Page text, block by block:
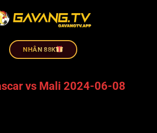
NHÂN 88K
vs Mali 2024-06-08